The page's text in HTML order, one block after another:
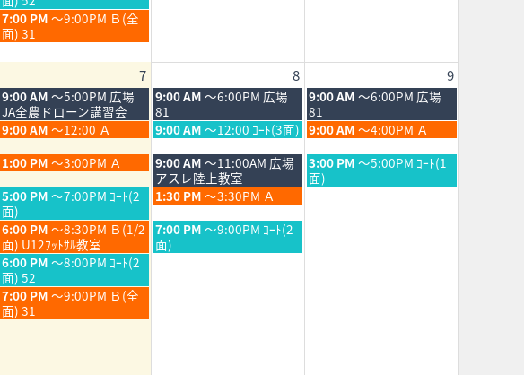
2026
月
31st
2026
日,
7
月
31st
金
曜
日,
7
31st
2026
7:00 PM ～9:00PM Ｂ(全
面) 31
7 8 9
金
曜
日,
8
月
7th
2026
9:00 AM ～5:00PM 広場
JA全農ドローン講習会
土
曜
日,
8
月
8th
2026
9:00 AM ～6:00PM 広場
81
日
曜
日,
8
月
9th
2026
9:00 AM ～6:00PM 広場
81
金
曜
日,
8
月
7th
2026
9:00 AM ～12:00 Ａ
土
曜
日,
8
月
8th
2026
9:00 AM ～12:00 ｺｰﾄ(3面) 日
曜
日,
8
月
9:00 AM ～4:00PM Ａ
金
曜
日,
8
月
7th
2026
1:00 PM ～3:00PM Ａ
土
曜
日,
8
月
8th
2026
9:00 AM ～11:00AM 広場
アスレ陸上教室
日
曜
日,
3:00 PM ～5:00PM ｺｰﾄ(1
面)
金
曜
日,
8
月
7th
2026
5:00 PM ～7:00PM ｺｰﾄ(2
面)
土
曜
日,
8
月
1:30 PM ～3:30PM Ａ
金
曜
日,
8
月
7th
2026
6:00 PM ～8:30PM Ｂ(1/2
面) U12ﾌｯﾄｻﾙ教室
土
曜
日,
7:00 PM ～9:00PM ｺｰﾄ(2
面)
金
曜
日,
8
月
6:00 PM ～8:00PM ｺｰﾄ(2
面) 52
金
曜
日,
7:00 PM ～9:00PM Ｂ(全
面) 31